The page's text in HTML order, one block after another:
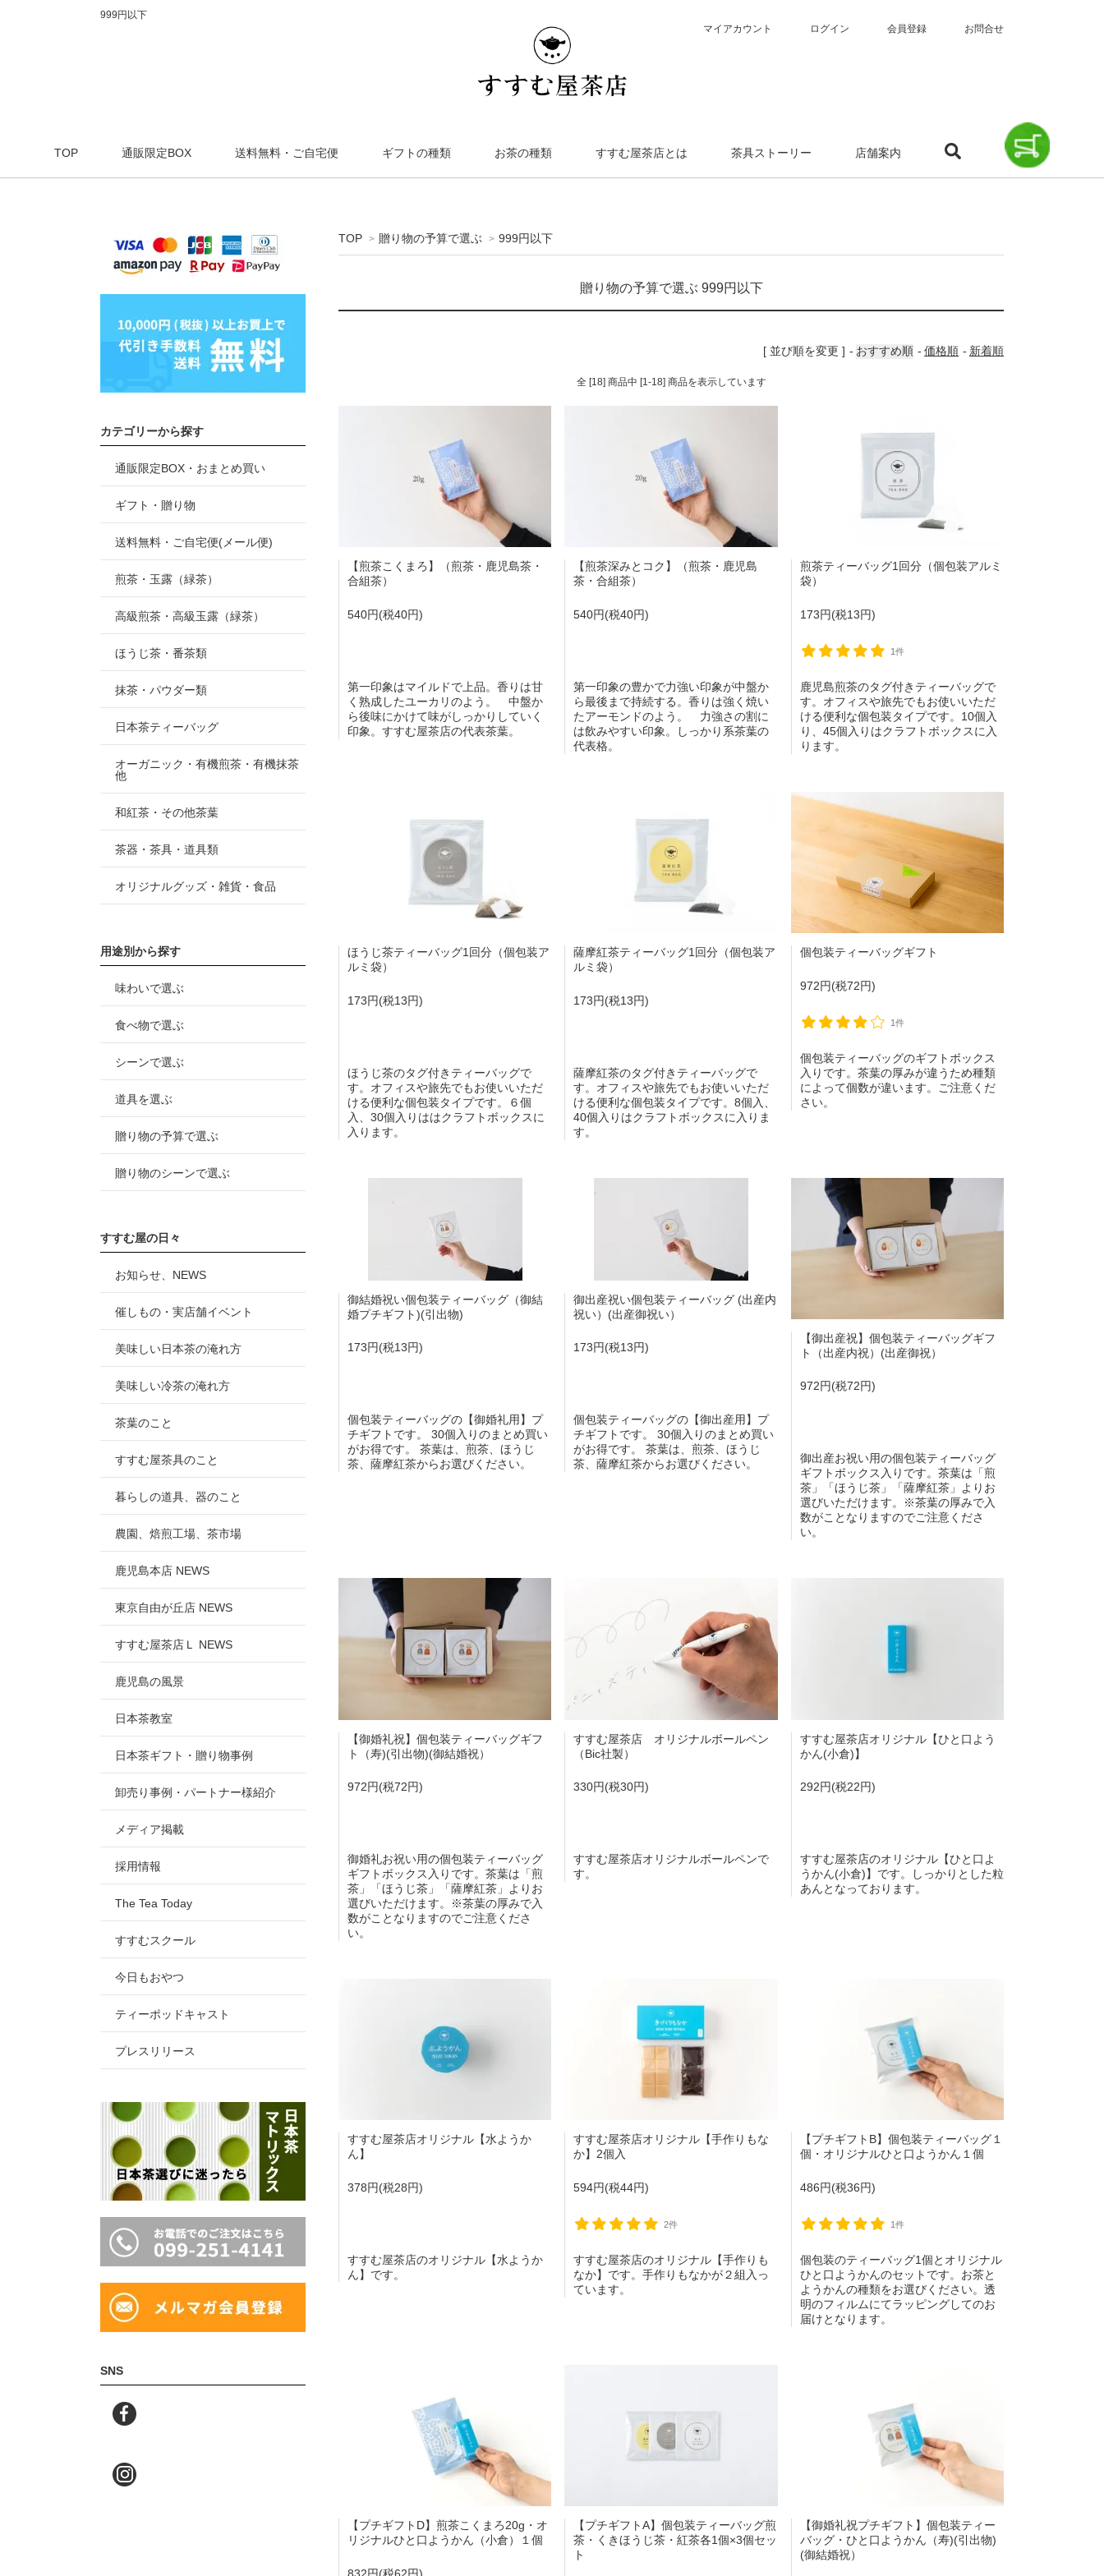
999円以下
マイアカウント
ログイン 会員登録 お問合せ
TOP 通販限定BOX 送料無料・ご自宅便 ギフトの種類 お茶の種類 すすむ屋茶店とは 茶具ストーリー 店舗案内
TOP > 贈り物の予算で選ぶ > 999円以下
贈り物の予算で選ぶ 999円以下
[ 並び順を変更 ] おすすめ順 価格順 新着順
全 [18] 商品中 [1-18] 商品を表示しています
【煎茶こくまろ】（煎茶・鹿児島茶・
合組茶）
540円(税40円)
第一印象はマイルドで上品。香りは甘
く熟成したユーカリのよう。 中盤か
ら後味にかけて味がしっかりしていく
印象。すすむ屋茶店の代表茶葉。
【煎茶深みとコク】（煎茶・鹿児島
茶・合組茶）
540円(税40円)
第一印象の豊かで力強い印象が中盤か
ら最後まで持続する。香りは強く焼い
たアーモンドのよう。 力強さの割に
は飲みやすい印象。しっかり系茶葉の
代表格。
煎茶ティーバッグ1回分（個包装アルミ
袋）
173円(税13円)
1件
鹿児島煎茶のタグ付きティーバッグで
す。オフィスや旅先でもお使いいただ
ける便利な個包装タイプです。10個入
り、45個入りはクラフトボックスに入
ります。
ほうじ茶ティーバッグ1回分（個包装ア
ルミ袋）
173円(税13円)
ほうじ茶のタグ付きティーバッグで
す。オフィスや旅先でもお使いいただ
ける便利な個包装タイプです。６個
入、30個入りははクラフトボックスに
入ります。
薩摩紅茶ティーバッグ1回分（個包装ア
ルミ袋）
173円(税13円)
薩摩紅茶のタグ付きティーバッグで
す。オフィスや旅先でもお使いいただ
ける便利な個包装タイプです。8個入、
40個入りはクラフトボックスに入りま
す。
個包装ティーバッグギフト
972円(税72円)
1件
個包装ティーバッグのギフトボックス
入りです。茶葉の厚みが違うため種類
によって個数が違います。ご注意くだ
さい。
御結婚祝い個包装ティーバッグ（御結
婚プチギフト)(引出物)
173円(税13円)
個包装ティーバッグの【御婚礼用】プ
チギフトです。 30個入りのまとめ買い
がお得です。 茶葉は、煎茶、ほうじ
茶、薩摩紅茶からお選びください。
御出産祝い個包装ティーバッグ (出産内
祝い）(出産御祝い）
173円(税13円)
個包装ティーバッグの【御出産用】プ
チギフトです。 30個入りのまとめ買い
がお得です。 茶葉は、煎茶、ほうじ
茶、薩摩紅茶からお選びください。
【御出産祝】個包装ティーバッグギフ
ト（出産内祝）(出産御祝）
972円(税72円)
御出産お祝い用の個包装ティーバッグ
ギフトボックス入りです。茶葉は「煎
茶」「ほうじ茶」「薩摩紅茶」よりお
選びいただけます。※茶葉の厚みで入
数がことなりますのでご注意くださ
い。
【御婚礼祝】個包装ティーバッグギフ
ト（寿)(引出物)(御結婚祝）
972円(税72円)
御婚礼お祝い用の個包装ティーバッグ
ギフトボックス入りです。茶葉は「煎
茶」「ほうじ茶」「薩摩紅茶」よりお
選びいただけます。※茶葉の厚みで入
数がことなりますのでご注意くださ
い。
すすむ屋茶店 オリジナルボールペン
（Bic社製）
330円(税30円)
すすむ屋茶店オリジナルボールペンで
す。
すすむ屋茶店オリジナル【ひと口よう
かん(小倉)】
292円(税22円)
すすむ屋茶店のオリジナル【ひと口よ
うかん(小倉)】です。しっかりとした粒
あんとなっております。
すすむ屋茶店オリジナル【水ようか
ん】
378円(税28円)
すすむ屋茶店のオリジナル【水ようか
ん】です。
すすむ屋茶店オリジナル【手作りもな
か】2個入
594円(税44円)
2件
すすむ屋茶店のオリジナル【手作りも
なか】です。手作りもなかが２組入っ
ています。
【プチギフトB】個包装ティーバッグ１
個・オリジナルひと口ようかん１個
486円(税36円)
1件
個包装のティーバッグ1個とオリジナル
ひと口ようかんのセットです。お茶と
ようかんの種類をお選びください。透
明のフィルムにてラッピングしてのお
届けとなります。
【プチギフトD】煎茶こくまろ20g・オ
リジナルひと口ようかん（小倉）１個
832円(税62円)
【プチギフトA】個包装ティーバッグ煎
茶・くきほうじ茶・紅茶各1個×3個セッ
ト
【御婚礼祝プチギフト】個包装ティー
バッグ・ひと口ようかん（寿)(引出物)
(御結婚祝）
カテゴリーから探す
通販限定BOX・おまとめ買い
ギフト・贈り物
送料無料・ご自宅便(メール便)
煎茶・玉露（緑茶）
高級煎茶・高級玉露（緑茶）
ほうじ茶・番茶類
抹茶・パウダー類
日本茶ティーバッグ
オーガニック・有機煎茶・有機抹茶
他
和紅茶・その他茶葉
茶器・茶具・道具類
オリジナルグッズ・雑貨・食品
用途別から探す
味わいで選ぶ
食べ物で選ぶ
シーンで選ぶ
道具を選ぶ
贈り物の予算で選ぶ
贈り物のシーンで選ぶ
すすむ屋の日々
お知らせ、NEWS
催しもの・実店舗イベント
美味しい日本茶の淹れ方
美味しい冷茶の淹れ方
茶葉のこと
すすむ屋茶具のこと
暮らしの道具、器のこと
農園、焙煎工場、茶市場
鹿児島本店 NEWS
東京自由が丘店 NEWS
すすむ屋茶店Ｌ NEWS
鹿児島の風景
日本茶教室
日本茶ギフト・贈り物事例
卸売り事例・パートナー様紹介
メディア掲載
採用情報
The Tea Today
すすむスクール
今日もおやつ
ティーポッドキャスト
プレスリリース
SNS